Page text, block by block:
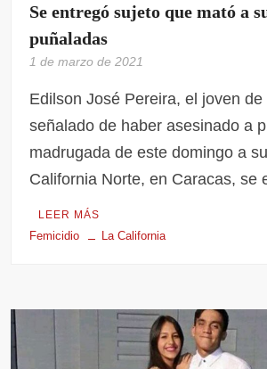
Se entregó sujeto que mató a
puñaladas
1 de marzo de 2021
Edilson José Pereira, el joven de
señalado de haber asesinado a
madrugada de este domingo a
California Norte, en Caracas, se
LEER MÁS
Femicidio La California